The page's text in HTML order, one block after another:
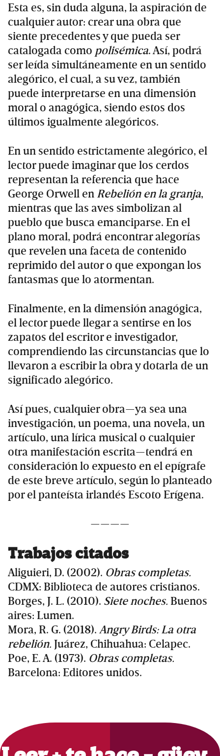
Esta es, sin duda alguna, la aspiración de
cualquier autor: crear una obra que
siente precedentes y que pueda ser
catalogada como polisémica. Así, podrá
ser leída simultáneamente en un sentido
alegórico, el cual, a su vez, también
puede interpretarse en una dimensión
moral o anagógica, siendo estos dos
últimos igualmente alegóricos.
En un sentido estrictamente alegórico, el
lector puede imaginar que los cerdos
representan la referencia que hace
George Orwell en Rebelión en la granja,
mientras que las aves simbolizan al
pueblo que busca emanciparse. En el
plano moral, podrá encontrar alegorías
que revelen una faceta de contenido
reprimido del autor o que expongan los
fantasmas que lo atormentan.
Finalmente, en la dimensión anagógica,
el lector puede llegar a sentirse en los
zapatos del escritor e investigador,
comprendiendo las circunstancias que lo
llevaron a escribir la obra y dotarla de un
significado alegórico.
Así pues, cualquier obra—ya sea una
investigación, un poema, una novela, un
artículo, una lírica musical o cualquier
otra manifestación escrita—tendrá en
consideración lo expuesto en el epígrafe
de este breve artículo, según lo planteado
por el panteísta irlandés Escoto Erígena.
————
Trabajos citados
Aliguieri, D. (2002). Obras completas.
CDMX: Biblioteca de autores cristianos.
Borges, J. L. (2010). Siete noches. Buenos
aires: Lumen.
Mora, R. G. (2018). Angry Birds: La otra
rebelión. Juárez, Chihuahua: Celapec.
Poe, E. A. (1973). Obras completas.
Barcelona: Editores unidos.
Primary
Sidebar